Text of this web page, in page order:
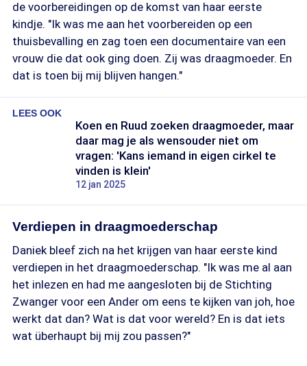
de voorbereidingen op de komst van haar eerste
kindje. "Ik was me aan het voorbereiden op een
thuisbevalling en zag toen een documentaire van een
vrouw die dat ook ging doen. Zij was draagmoeder. En
dat is toen bij mij blijven hangen."
LEES OOK
Koen en Ruud zoeken draagmoeder, maar
daar mag je als wensouder niet om
vragen: 'Kans iemand in eigen cirkel te
vinden is klein'
12 jan 2025
Verdiepen in draagmoederschap
Daniek bleef zich na het krijgen van haar eerste kind
verdiepen in het draagmoederschap. "Ik was me al aan
het inlezen en had me aangesloten bij de Stichting
Zwanger voor een Ander om eens te kijken van joh, hoe
werkt dat dan? Wat is dat voor wereld? En is dat iets
wat überhaupt bij mij zou passen?"